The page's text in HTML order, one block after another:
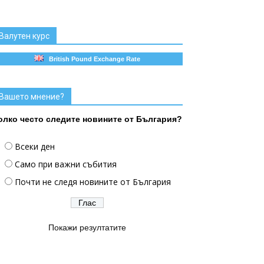
курс
British Pound Exchange Rate
мнение?
често следите новините от България?
Всеки ден
Само при важни събития
Почти не следя новините от България
Покажи резултатите